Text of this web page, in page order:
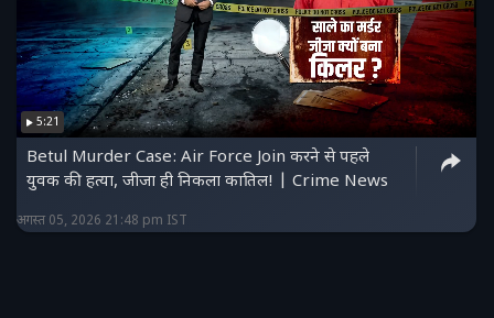
5:21
Betul Murder Case: Air Force Join करने से पहले
युवक की हत्या, जीजा ही निकला कातिल! | Crime News
अगस्त 05, 2026 21:48 pm IST